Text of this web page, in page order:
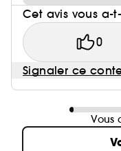
Cet avis vous a-
0
Signaler ce
Vous